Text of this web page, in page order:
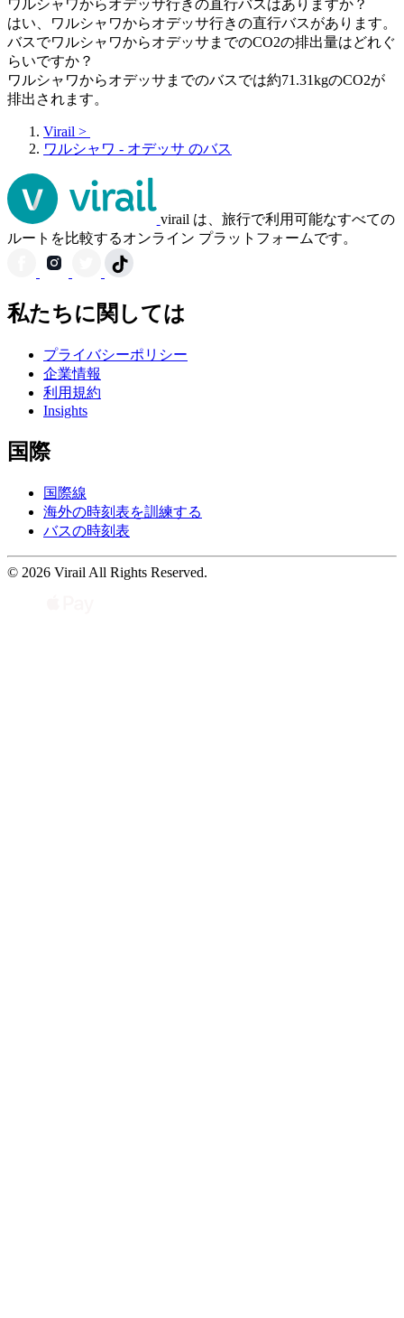
ワルシャワからオデッサ行きの直行バスはありますか？
はい、ワルシャワからオデッサ行きの直行バスがあります。
バスでワルシャワからオデッサまでのCO2の排出量はどれぐ
らいですか？
ワルシャワからオデッサまでのバスでは約71.31kgのCO2が
排出されます。
Virail >
ワルシャワ - オデッサ のバス
virail は、旅行で利用可能なすべての
ルートを比較するオンライン プラットフォームです。
私たちに関しては
プライバシーポリシー
企業情報
利用規約
Insights
国際
国際線
海外の時刻表を訓練する
バスの時刻表
© 2026 Virail All Rights Reserved.